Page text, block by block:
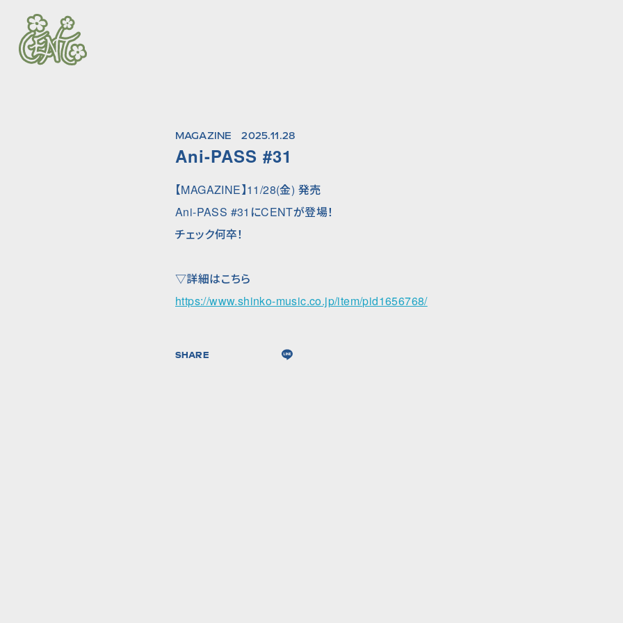
MAGAZINE 2025.11.28
Ani-PASS #31
【MAGAZINE】11/28(金) 発売
Ani-PASS #31にCENTが登場！
チェック何卒！
▽詳細はこちら
https://www.shinko-music.co.jp/item/pid1656768/
SHARE